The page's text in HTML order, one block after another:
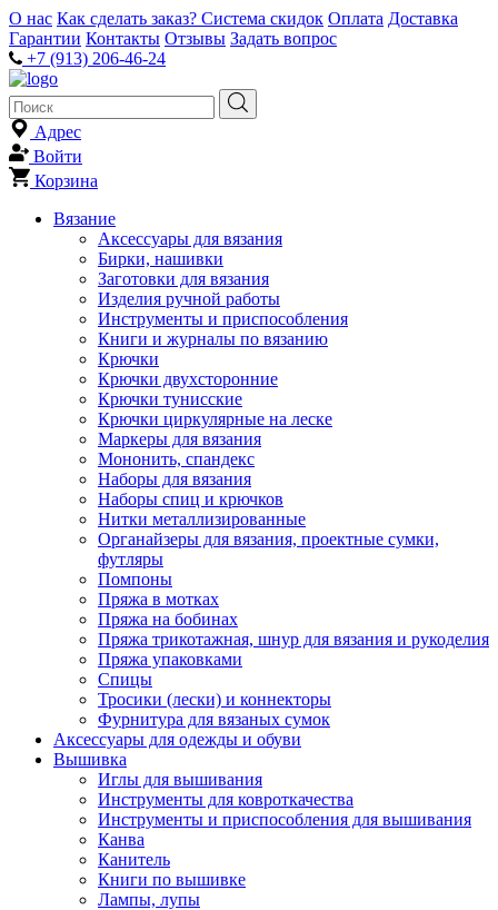
О нас Как сделать заказ? Система скидок Оплата Доставка
Гарантии Контакты Отзывы Задать вопрос
+7 (913) 206-46-24
Адрес
Войти
Корзина
Вязание
Аксессуары для вязания
Бирки, нашивки
Заготовки для вязания
Изделия ручной работы
Инструменты и приспособления
Книги и журналы по вязанию
Крючки
Крючки двухсторонние
Крючки тунисские
Крючки циркулярные на леске
Маркеры для вязания
Мононить, спандекс
Наборы для вязания
Наборы спиц и крючков
Нитки металлизированные
Органайзеры для вязания, проектные сумки,
футляры
Помпоны
Пряжа в мотках
Пряжа на бобинах
Пряжа трикотажная, шнур для вязания и рукоделия
Пряжа упаковками
Спицы
Тросики (лески) и коннекторы
Фурнитура для вязаных сумок
Аксессуары для одежды и обуви
Вышивка
Иглы для вышивания
Инструменты для ковроткачества
Инструменты и приспособления для вышивания
Канва
Канитель
Книги по вышивке
Лампы, лупы